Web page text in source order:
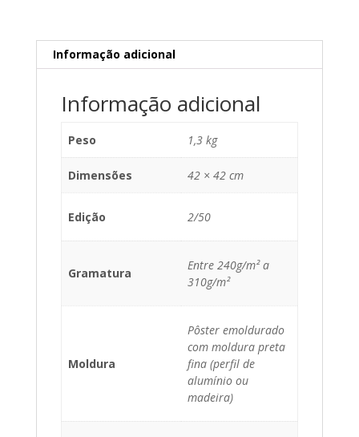
Informação adicional
Informação adicional
Peso 1,3 kg
Dimensões 42 × 42 cm
Edição 2/50
Gramatura
Entre 240g/m² a
310g/m²
Moldura
Pôster emoldurado
com moldura preta
fina (perfil de
alumínio ou
madeira)